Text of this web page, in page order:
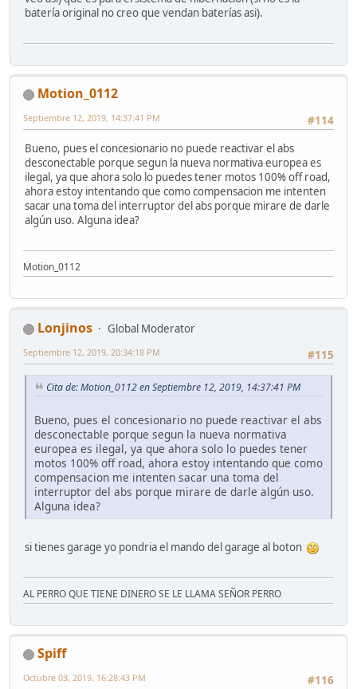
batería original no creo que vendan baterías asi).
Motion_0112
#114
Septiembre 12, 2019, 14:37:41 PM
Bueno, pues el concesionario no puede reactivar el abs
desconectable porque segun la nueva normativa europea es
ilegal, ya que ahora solo lo puedes tener motos 100% off road,
ahora estoy intentando que como compensacion me intenten
sacar una toma del interruptor del abs porque mirare de darle
algún uso. Alguna idea?
Motion_0112
Lonjinos
Global Moderator
#115
Septiembre 12, 2019, 20:34:18 PM
Cita de: Motion_0112 en Septiembre 12, 2019, 14:37:41 PM
Bueno, pues el concesionario no puede reactivar el abs
desconectable porque segun la nueva normativa
europea es ilegal, ya que ahora solo lo puedes tener
motos 100% off road, ahora estoy intentando que como
compensacion me intenten sacar una toma del
interruptor del abs porque mirare de darle algún uso.
Alguna idea?
si tienes garage yo pondria el mando del garage al boton
AL PERRO QUE TIENE DINERO SE LE LLAMA SEÑOR PERRO
Spiff
#116
Octubre 03, 2019, 16:28:43 PM